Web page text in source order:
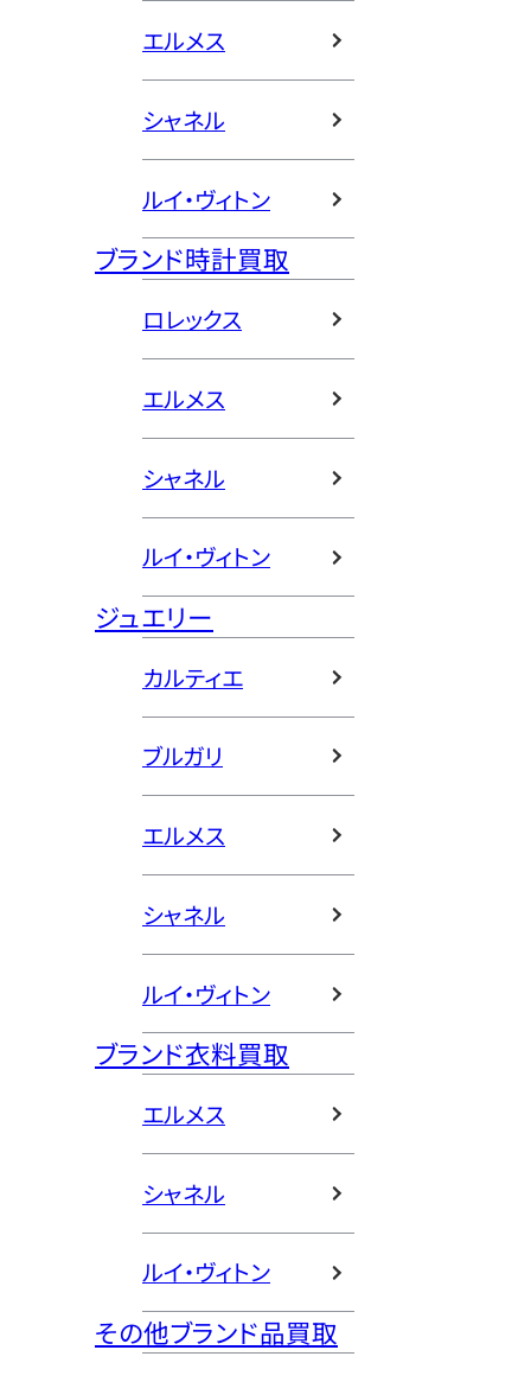
エルメス
シャネル
ルイ・ヴィトン
ブランド時計買取
ロレックス
エルメス
シャネル
ルイ・ヴィトン
ジュエリー
カルティエ
ブルガリ
エルメス
シャネル
ルイ・ヴィトン
ブランド衣料買取
エルメス
シャネル
ルイ・ヴィトン
その他ブランド品買取